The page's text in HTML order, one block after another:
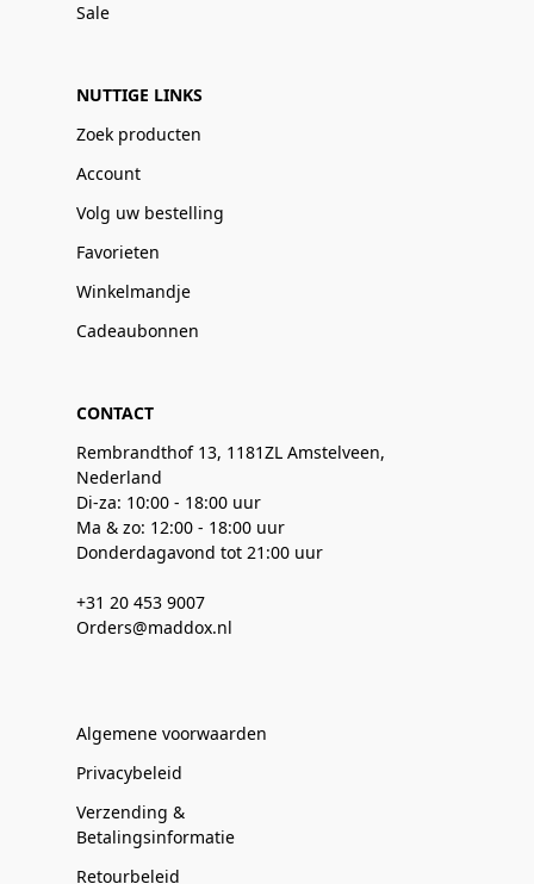
Sale
NUTTIGE LINKS
Zoek producten
Account
Volg uw bestelling
Favorieten
Winkelmandje
Cadeaubonnen
CONTACT
Rembrandthof 13, 1181ZL Amstelveen,
Nederland
Di-za: 10:00 - 18:00 uur
Ma & zo: 12:00 - 18:00 uur
Donderdagavond tot 21:00 uur
+31 20 453 9007
Orders@maddox.nl
Algemene voorwaarden
Privacybeleid
Verzending &
Betalingsinformatie
Retourbeleid